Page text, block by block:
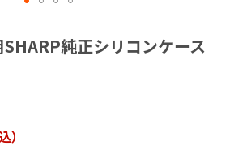
純正シリコンケース
）